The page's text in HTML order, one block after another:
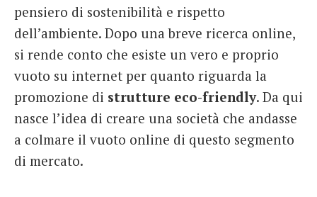
pensiero di sostenibilità e rispetto
dell’ambiente. Dopo una breve ricerca online,
si rende conto che esiste un vero e proprio
vuoto su internet per quanto riguarda la
promozione di strutture eco-friendly. Da qui
nasce l’idea di creare una società che andasse
a colmare il vuoto online di questo segmento
di mercato.